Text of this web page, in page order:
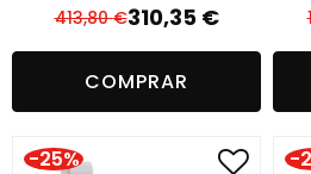
413,80€ El
precio
original
era:
413,80 €.
310,35 €
El
precio
actual
es:
310,35 €.
COMPRAR
-25% -